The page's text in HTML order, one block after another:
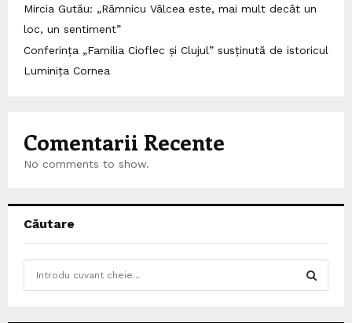
Mircia Gutău: „Râmnicu Vâlcea este, mai mult decât un
loc, un sentiment”
Conferința „Familia Cioflec și Clujul” susținută de istoricul
Luminița Cornea
Comentarii Recente
No comments to show.
Căutare